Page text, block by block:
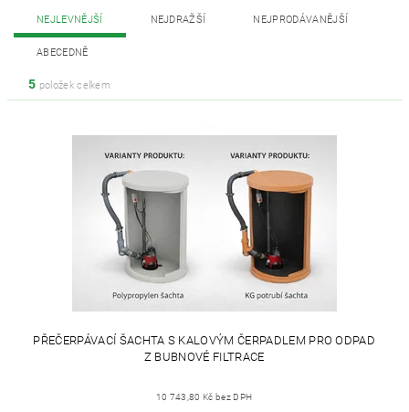
NEJLEVNĚJŠÍ NEJDRAŽŠÍ NEJPRODÁVANĚJŠÍ
ABECEDNĚ
5 položek celkem
PŘEČERPÁVACÍ ŠACHTA S KALOVÝM ČERPADLEM PRO ODPAD
Z BUBNOVÉ FILTRACE
10 743,80 Kč bez DPH